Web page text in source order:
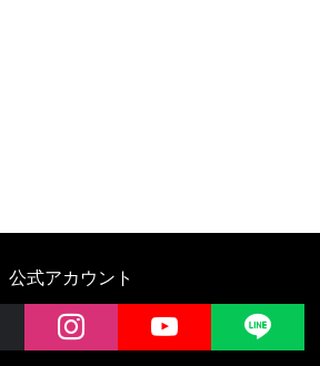
公式アカウント
instagram YouTube